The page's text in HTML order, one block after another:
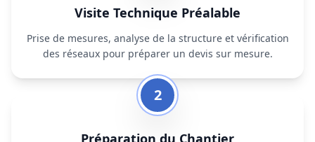
Visite Technique Préalable
Prise de mesures, analyse de la structure et vérification
des réseaux pour préparer un devis sur mesure.
2
Préparation du Chantier